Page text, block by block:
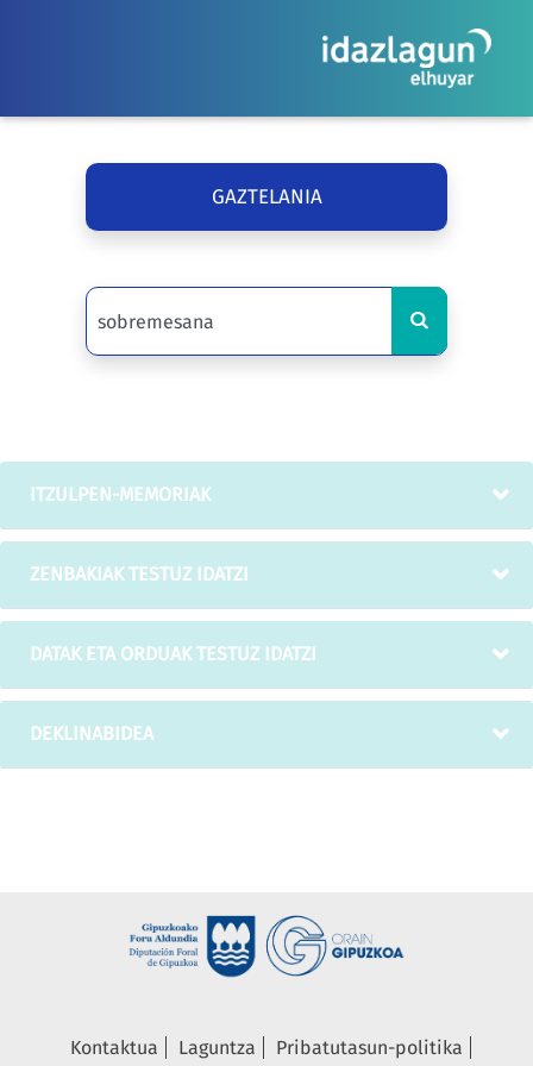
GAZTELANIA
ITZULPEN-MEMORIAK
ZENBAKIAK TESTUZ IDATZI
DATAK ETA ORDUAK TESTUZ IDATZI
DEKLINABIDEA
Kontaktua Laguntza
Pribatutasun-politika